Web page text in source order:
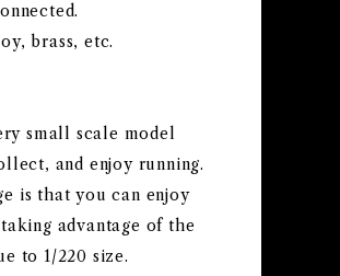
brass, etc.
small scale model
and enjoy running.
is that you can enjoy
advantage of the
to 1/220 size.